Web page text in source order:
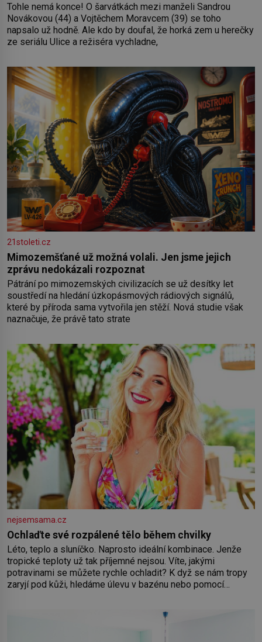
Tohle nemá konce! O šarvátkách mezi manželi Sandrou
Novákovou (44) a Vojtěchem Moravcem (39) se toho
napsalo už hodně. Ale kdo by doufal, že horká zem u herečky
ze seriálu Ulice a režiséra vychladne,
21stoleti.cz
Mimozemšťané už možná volali. Jen jsme jejich
zprávu nedokázali rozpoznat
Pátrání po mimozemských civilizacích se už desítky let
soustředí na hledání úzkopásmových rádiových signálů,
které by příroda sama vytvořila jen stěží. Nová studie však
naznačuje, že právě tato strate
nejsemsama.cz
Ochlaďte své rozpálené tělo během chvilky
Léto, teplo a sluníčko. Naprosto ideální kombinace. Jenže
tropické teploty už tak příjemné nejsou. Víte, jakými
potravinami se můžete rychle ochladit? K dyž se nám tropy
zaryjí pod kůži, hledáme úlevu v bazénu nebo pomocí